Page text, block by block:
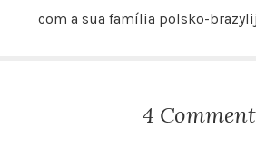
com a sua família polsko-
4